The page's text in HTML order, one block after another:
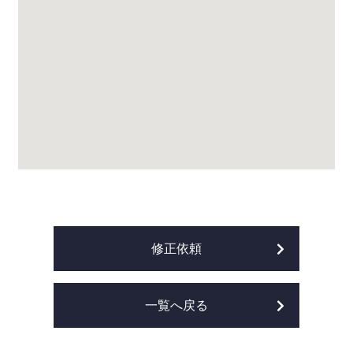
修正依頼
一覧へ戻る